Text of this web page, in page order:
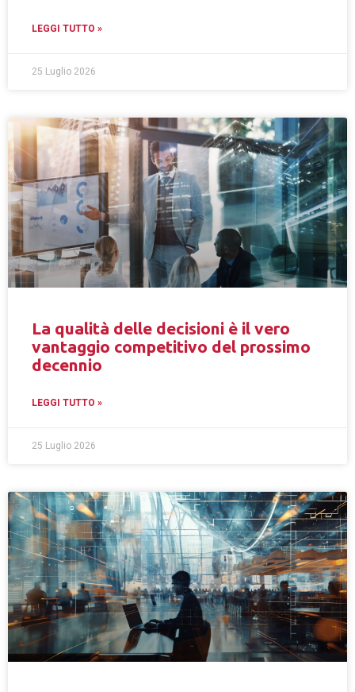
LEGGI TUTTO »
25 Luglio 2026
La qualità delle decisioni è il vero
vantaggio competitivo del prossimo
decennio
LEGGI TUTTO »
25 Luglio 2026